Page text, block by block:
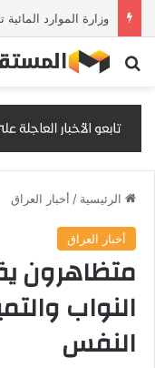
بحث عن
الرئيسية / أخبار العراق
أخبار العراق
متظاهرون
النواب
النفس